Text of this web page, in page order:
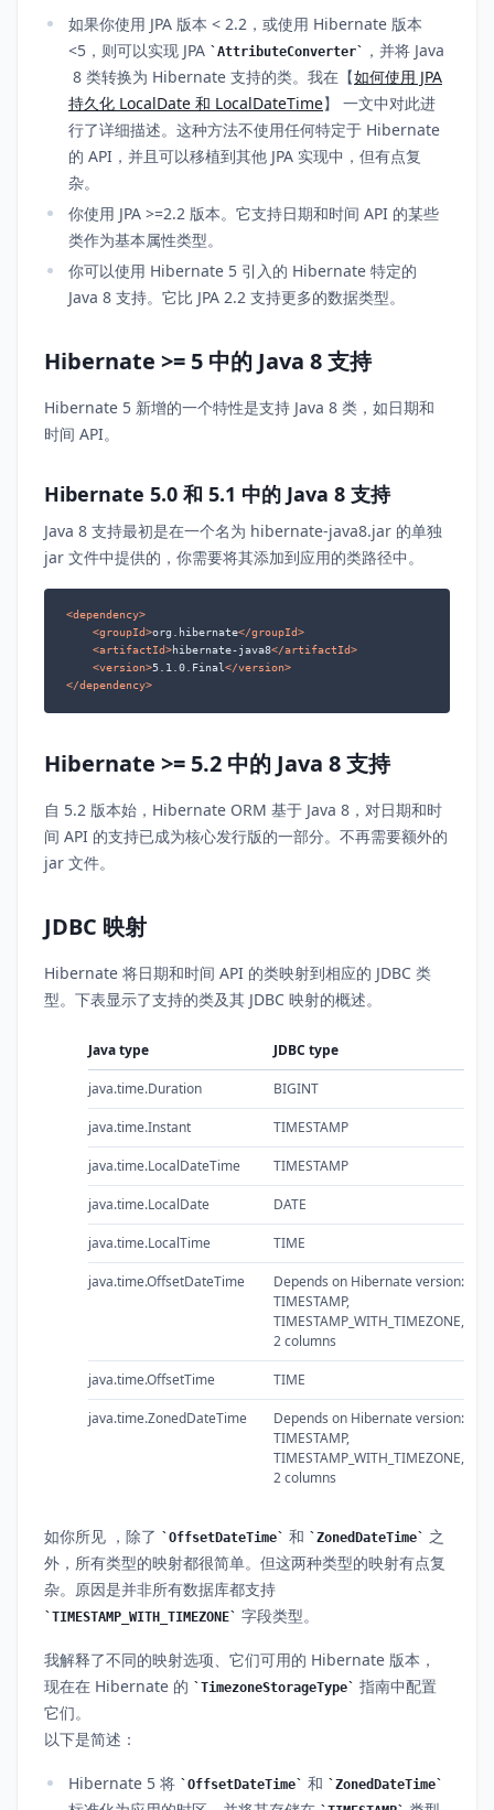
如果你使用 JPA 版本 < 2.2，或使用 Hibernate 版本
<5，则可以实现 JPA
AttributeConverter
，并将 Java
8 类转换为 Hibernate 支持的类。我在【如何使用 JPA
持久化 LocalDate 和 LocalDateTime】 一文中对此进
行了详细描述。这种方法不使用任何特定于 Hibernate
的 API，并且可以移植到其他 JPA 实现中，但有点复
杂。
你使用 JPA >=2.2 版本。它支持日期和时间 API 的某些
类作为基本属性类型。
你可以使用 Hibernate 5 引入的 Hibernate 特定的
Java 8 支持。它比 JPA 2.2 支持更多的数据类型。
Hibernate >= 5 中的 Java 8 支持
Hibernate 5 新增的一个特性是支持 Java 8 类，如日期和
时间 API。
Hibernate 5.0 和 5.1 中的 Java 8 支持
Java 8 支持最初是在一个名为 hibernate-java8.jar 的单独
jar 文件中提供的，你需要将其添加到应用的类路径中。
<dependency>
<groupId>org.hibernate</groupId>
<artifactId>hibernate-java8</artifactId>
<version>5.1.0.Final</version>
</dependency>
Hibernate >= 5.2 中的 Java 8 支持
自 5.2 版本始，Hibernate ORM 基于 Java 8，对日期和时
间 API 的支持已成为核心发行版的一部分。不再需要额外的
jar 文件。
JDBC 映射
Hibernate 将日期和时间 API 的类映射到相应的 JDBC 类
型。下表显示了支持的类及其 JDBC 映射的概述。
Java type JDBC type
java.time.Duration BIGINT
java.time.Instant TIMESTAMP
java.time.LocalDateTime TIMESTAMP
java.time.LocalDate DATE
java.time.LocalTime TIME
java.time.OffsetDateTime
Depends on Hibernate version:
TIMESTAMP,
TIMESTAMP_WITH_TIMEZONE,
2 columns
java.time.OffsetTime TIME
java.time.ZonedDateTime
Depends on Hibernate version:
TIMESTAMP,
TIMESTAMP_WITH_TIMEZONE,
2 columns
如你所见 ，除了 OffsetDateTime 和 ZonedDateTime
之
外，所有类型的映射都很简单。但这两种类型的映射有点复
杂。原因是并非所有数据库都支持
TIMESTAMP_WITH_TIMEZONE 字段类型。
我解释了不同的映射选项、它们可用的 Hibernate 版本，
现在在 Hibernate 的
TimezoneStorageType
指南中配置
它们。
以下是简述：
Hibernate 5 将 OffsetDateTime 和 ZonedDateTime